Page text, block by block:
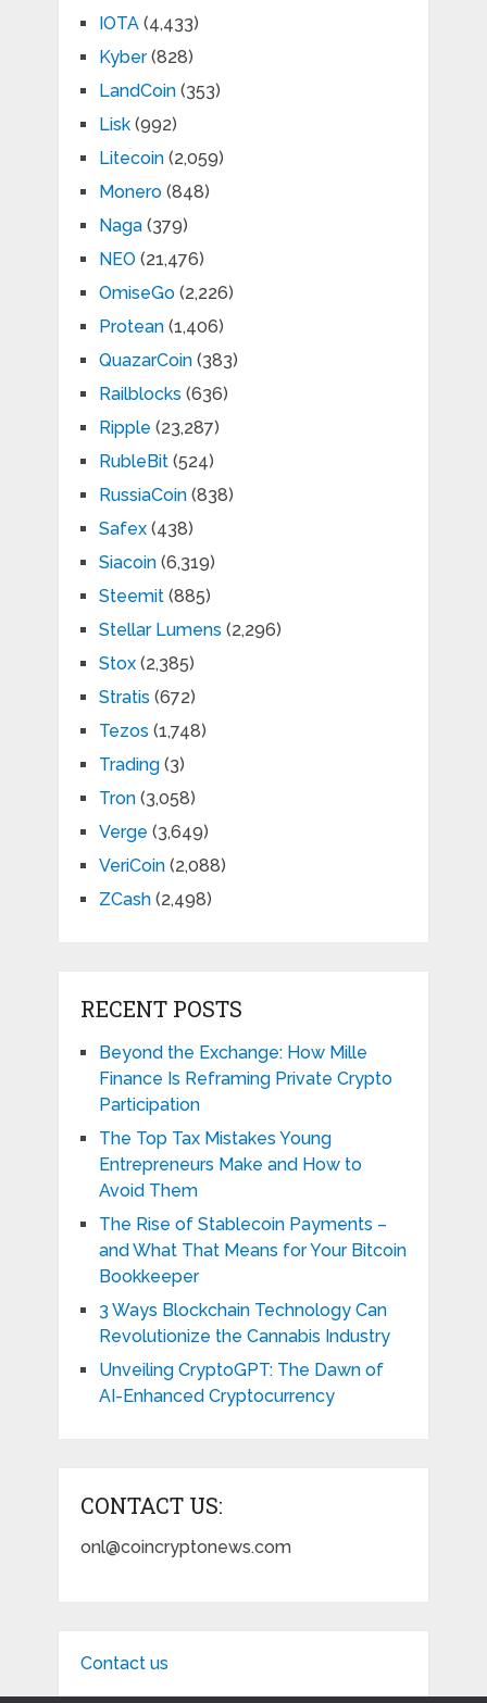
IOTA(4,433)
Kyber(828)
LandCoin(353)
Lisk(992)
Litecoin(2,059)
Monero(848)
Naga(379)
NEO (21,476)
OmiseGo(2,226)
Protean(1,406)
QuazarCoin(383)
Railblocks (636)
Ripple (23,287)
RubleBit(524)
RussiaCoin(838)
Safex(438)
Siacoin(6,319)
Steemit(885)
Stellar Lumens (2,296)
Stox(2,385)
Stratis (672)
Tezos (1,748)
Trading(3)
Tron(3,058)
Verge (3,649)
VeriCoin(2,088)
ZCash(2,498)
RECENT POSTS
Beyond the Exchange: How Mille
Finance Is Reframing Private Crypto
Participation
The Top Tax Mistakes Young
Entrepreneurs Make and How to
Avoid Them
The Rise of Stablecoin Payments –
and What That Means for Your Bitcoin
Bookkeeper
3 Ways Blockchain Technology Can
Revolutionize the Cannabis Industry
Unveiling CryptoGPT: The Dawn of
AI-Enhanced Cryptocurrency
CONTACT US:
onl@coincryptonews.com
Contact us